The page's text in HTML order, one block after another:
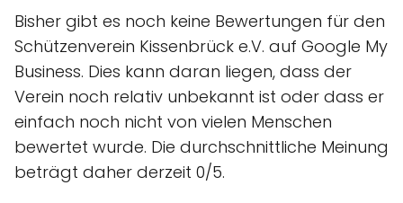
Bisher gibt es noch keine Bewertungen für den
Schützenverein Kissenbrück e.V. auf Google My
Business. Dies kann daran liegen, dass der
Verein noch relativ unbekannt ist oder dass er
einfach noch nicht von vielen Menschen
bewertet wurde. Die durchschnittliche Meinung
beträgt daher derzeit 0/5.